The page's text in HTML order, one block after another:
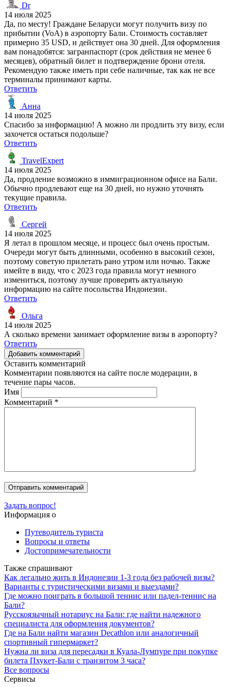
Dr
14 июля 2025
Да, по месту! Граждане Беларуси могут получить визу по
прибытии (VoA) в аэропорту Бали. Стоимость составляет
примерно 35 USD, и действует она 30 дней. Для оформления
вам понадобятся: загранпаспорт (срок действия не менее 6
месяцев), обратный билет и подтверждение брони отеля.
Рекомендую также иметь при себе наличные, так как не все
терминалы принимают карты.
Ответить
Анна
14 июля 2025
Спасибо за информацию! А можно ли продлить эту визу, если
захочется остаться подольше?
Ответить
TravelExpert
14 июля 2025
Да, продление возможно в иммиграционном офисе на Бали.
Обычно продлевают еще на 30 дней, но нужно уточнять
текущие правила.
Ответить
Сергей
14 июля 2025
Я летал в прошлом месяце, и процесс был очень простым.
Очереди могут быть длинными, особенно в высокий сезон,
поэтому советую прилетать рано утром или ночью. Также
имейте в виду, что с 2023 года правила могут немного
измениться, поэтому лучше проверять актуальную
информацию на сайте посольства Индонезии.
Ответить
Ольга
14 июля 2025
А сколько времени занимает оформление визы в аэропорту?
Ответить
Добавить комментарий
Оставить комментарий
Комментарии появляются на сайте после модерации, в
течение пары часов.
Имя
Комментарий *
Задать вопрос!
Информация о
Путеводитель туриста
Вопросы и ответы
Достопримечательности
Также спрашивают
Как легально жить в Индонезии 1-3 года без рабочей визы?
Варианты с туристическими визами и выездами?
Где можно поиграть в большой теннис или падел-теннис на
Бали?
Русскоязычный нотариус на Бали: где найти надежного
специалиста для оформления документов?
Где на Бали найти магазин Decathlon или аналогичный
спортивный гипермаркет?
Нужна ли виза для пересадки в Куала-Лумпуре при покупке
билета Пхукет-Бали с транзитом 3 часа?
Все вопросы
Сервисы